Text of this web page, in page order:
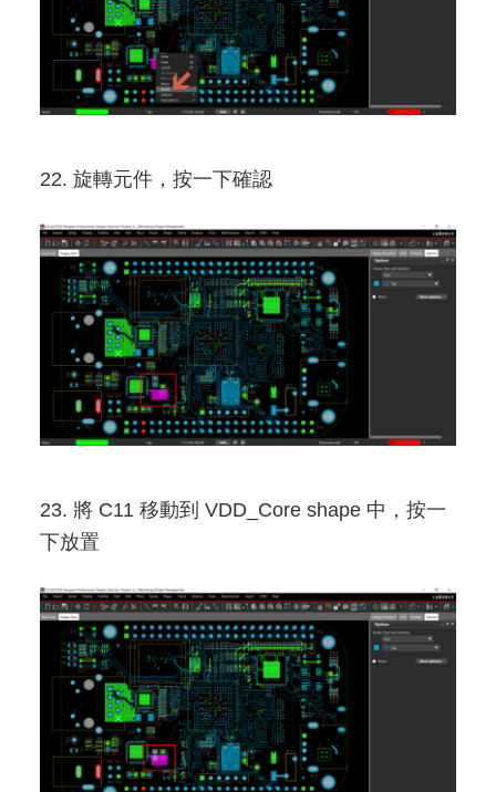
22. 旋轉元件，按一下確認
23. 將 C11 移動到 VDD_Core shape 中，按一
下放置